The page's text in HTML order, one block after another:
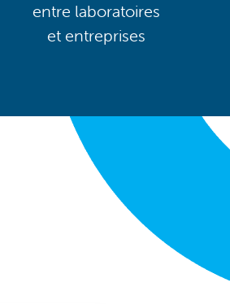
entre laboratoires
et entreprises